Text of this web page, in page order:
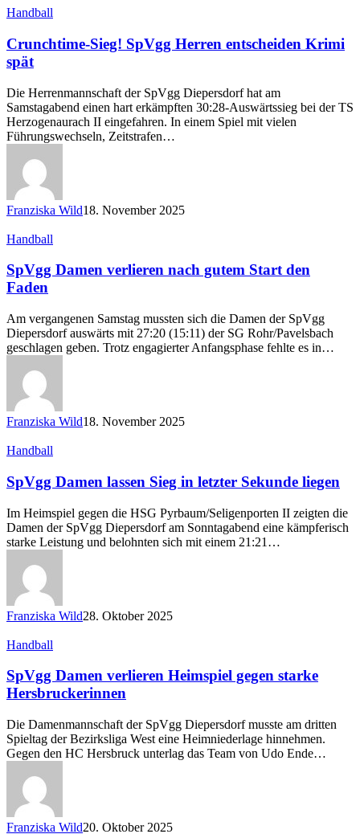
Crunchtime-
SpVgg
Herren
entscheiden
spät
Handball
Crunchtime-Sieg! SpVgg Herren entscheiden Krimi
spät
Die Herrenmannschaft der SpVgg Diepersdorf hat am
Samstagabend einen hart erkämpften 30:28-Auswärtssieg bei der TS
Herzogenaurach II eingefahren. In einem Spiel mit vielen
Führungswechseln, Zeitstrafen…
Franziska Wild18. November 2025
SpVgg
verlieren
nach
gutem
den
Faden
Handball
SpVgg Damen verlieren nach gutem Start den
Faden
Am vergangenen Samstag mussten sich die Damen der SpVgg
Diepersdorf auswärts mit 27:20 (15:11) der SG Rohr/Pavelsbach
geschlagen geben. Trotz engagierter Anfangsphase fehlte es in…
Franziska Wild18. November 2025
SpVgg
lassen
Sieg
in
letzter
Sekunde
liegen
Handball
SpVgg Damen lassen Sieg in letzter Sekunde liegen
Im Heimspiel gegen die HSG Pyrbaum/Seligenporten II zeigten die
Damen der SpVgg Diepersdorf am Sonntagabend eine kämpferisch
starke Leistung und belohnten sich mit einem 21:21…
Franziska Wild28. Oktober 2025
SpVgg
verlieren
Heimspiel
gegen
Hersbruckerinnen
Handball
SpVgg Damen verlieren Heimspiel gegen starke
Hersbruckerinnen
Die Damenmannschaft der SpVgg Diepersdorf musste am dritten
Spieltag der Bezirksliga West eine Heimniederlage hinnehmen.
Gegen den HC Hersbruck unterlag das Team von Udo Ende…
Franziska Wild20. Oktober 2025